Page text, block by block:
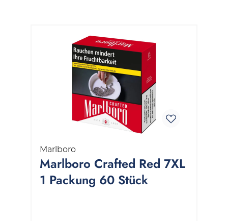
Marlboro
Marlboro Crafted Red 7XL
1 Packung 60 Stück